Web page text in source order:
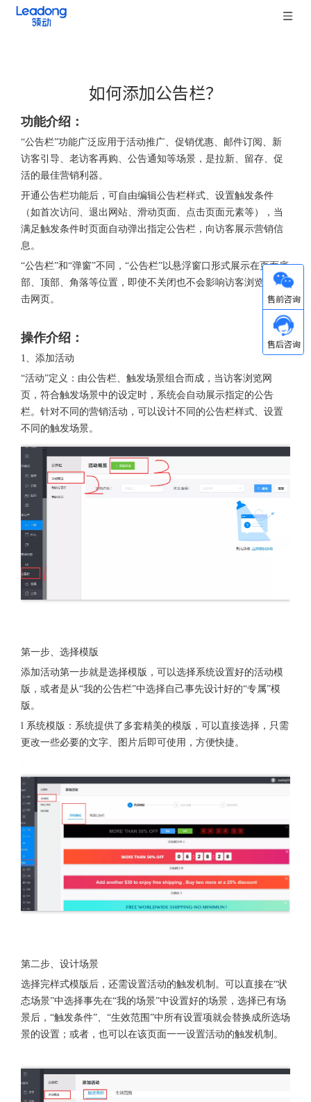
如何添加公告栏？
["wechat","weibo","qzone","douban","email"]
功能介绍：
“公告栏”功能广泛应用于活动推广、促销优惠、邮件订阅、新
访客引导、老访客再购、公告通知等场景，是拉新、留存、促
活的最佳营销利器。
开通公告栏功能后，可自由编辑公告栏样式、设置触发条件
（如首次访问、退出网站、滑动页面、点击页面元素等），当
满足触发条件时页面自动弹出指定公告栏，向访客展示营销信
息。
“公告栏”和“弹窗”不同，“公告栏”以悬浮窗口形式展示在页面底
部、顶部、角落等位置，即使不关闭也不会影响访客浏览、点
击网页。
操作介绍：
1、添加活动
“活动”定义：由公告栏、触发场景组合而成，当访客浏览网
页，符合触发场景中的设定时，系统会自动展示指定的公告
栏。针对不同的营销活动，可以设计不同的公告栏样式、设置
不同的触发场景。
第一步、选择模版
添加活动第一步就是选择模版，可以选择系统设置好的活动模
版，或者是从“我的公告栏”中选择自己事先设计好的“专属”模
版。
l 系统模版：系统提供了多套精美的模版，可以直接选择，只需
更改一些必要的文字、图片后即可使用，方便快捷。
第二步、设计场景
选择完样式模版后，还需设置活动的触发机制。可以直接在“状
态场景”中选择事先在“我的场景”中设置好的场景，选择已有场
景后，“触发条件”、“生效范围”中所有设置项就会替换成所选场
景的设置；或者，也可以在该页面一一设置活动的触发机制。
微信